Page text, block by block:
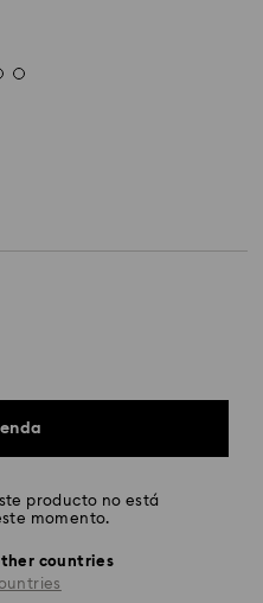
producto no está
momento.
countries